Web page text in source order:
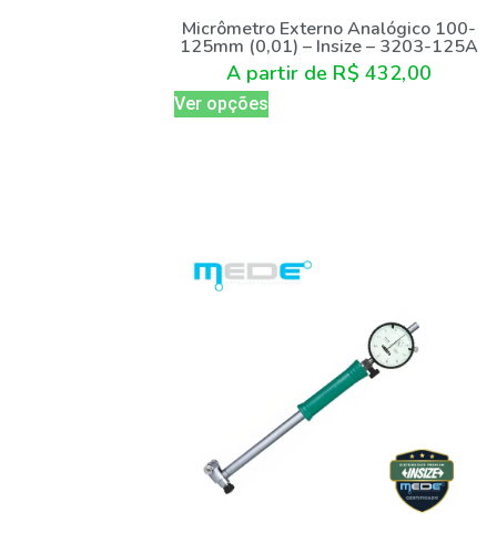
Micrômetro Externo Analógico 100-
125mm (0,01) – Insize – 3203-125A
A partir de R$ 432,00
Ver opções